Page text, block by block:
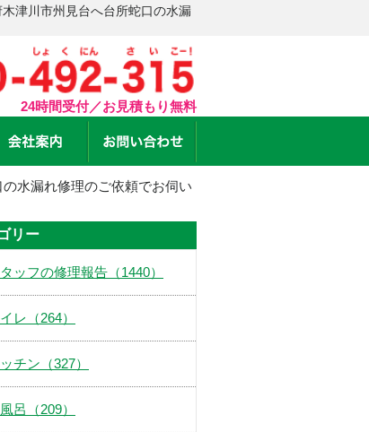
津川市州見台へ台所蛇口の水漏
24時間受付／お見積もり無料
水漏れ修理のご依頼でお伺い
リー
ッフの修理報告（1440）
イレ（264）
チン（327）
呂（209）